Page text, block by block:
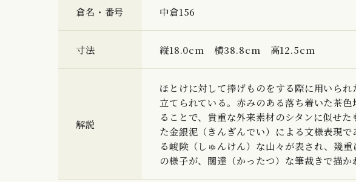
倉名・番号 中倉156
寸法 縦18.0cm 横38.8cm 高12.5cm
解説
ほとけに対して捧げものをする際に用いら
立てられている。赤みのある落ち着いた茶
ることで、貴重な外来素材のシタンに似せ
た金銀泥（きんぎんでい）による文様表現
る峻険（しゅんけん）な山々が表され、幾
の様子が、闊達（かったつ）な筆裁きで描か